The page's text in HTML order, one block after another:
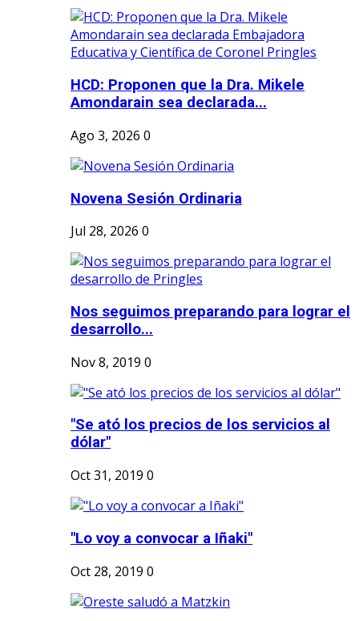
HCD: Proponen que la Dra. Mikele
Amondarain sea declarada...
Ago 3, 2026 0
Novena Sesión Ordinaria
Jul 28, 2026 0
Nos seguimos preparando para lograr el
desarrollo...
Nov 8, 2019 0
"Se ató los precios de los servicios al
dólar"
Oct 31, 2019 0
"Lo voy a convocar a Iñaki"
Oct 28, 2019 0